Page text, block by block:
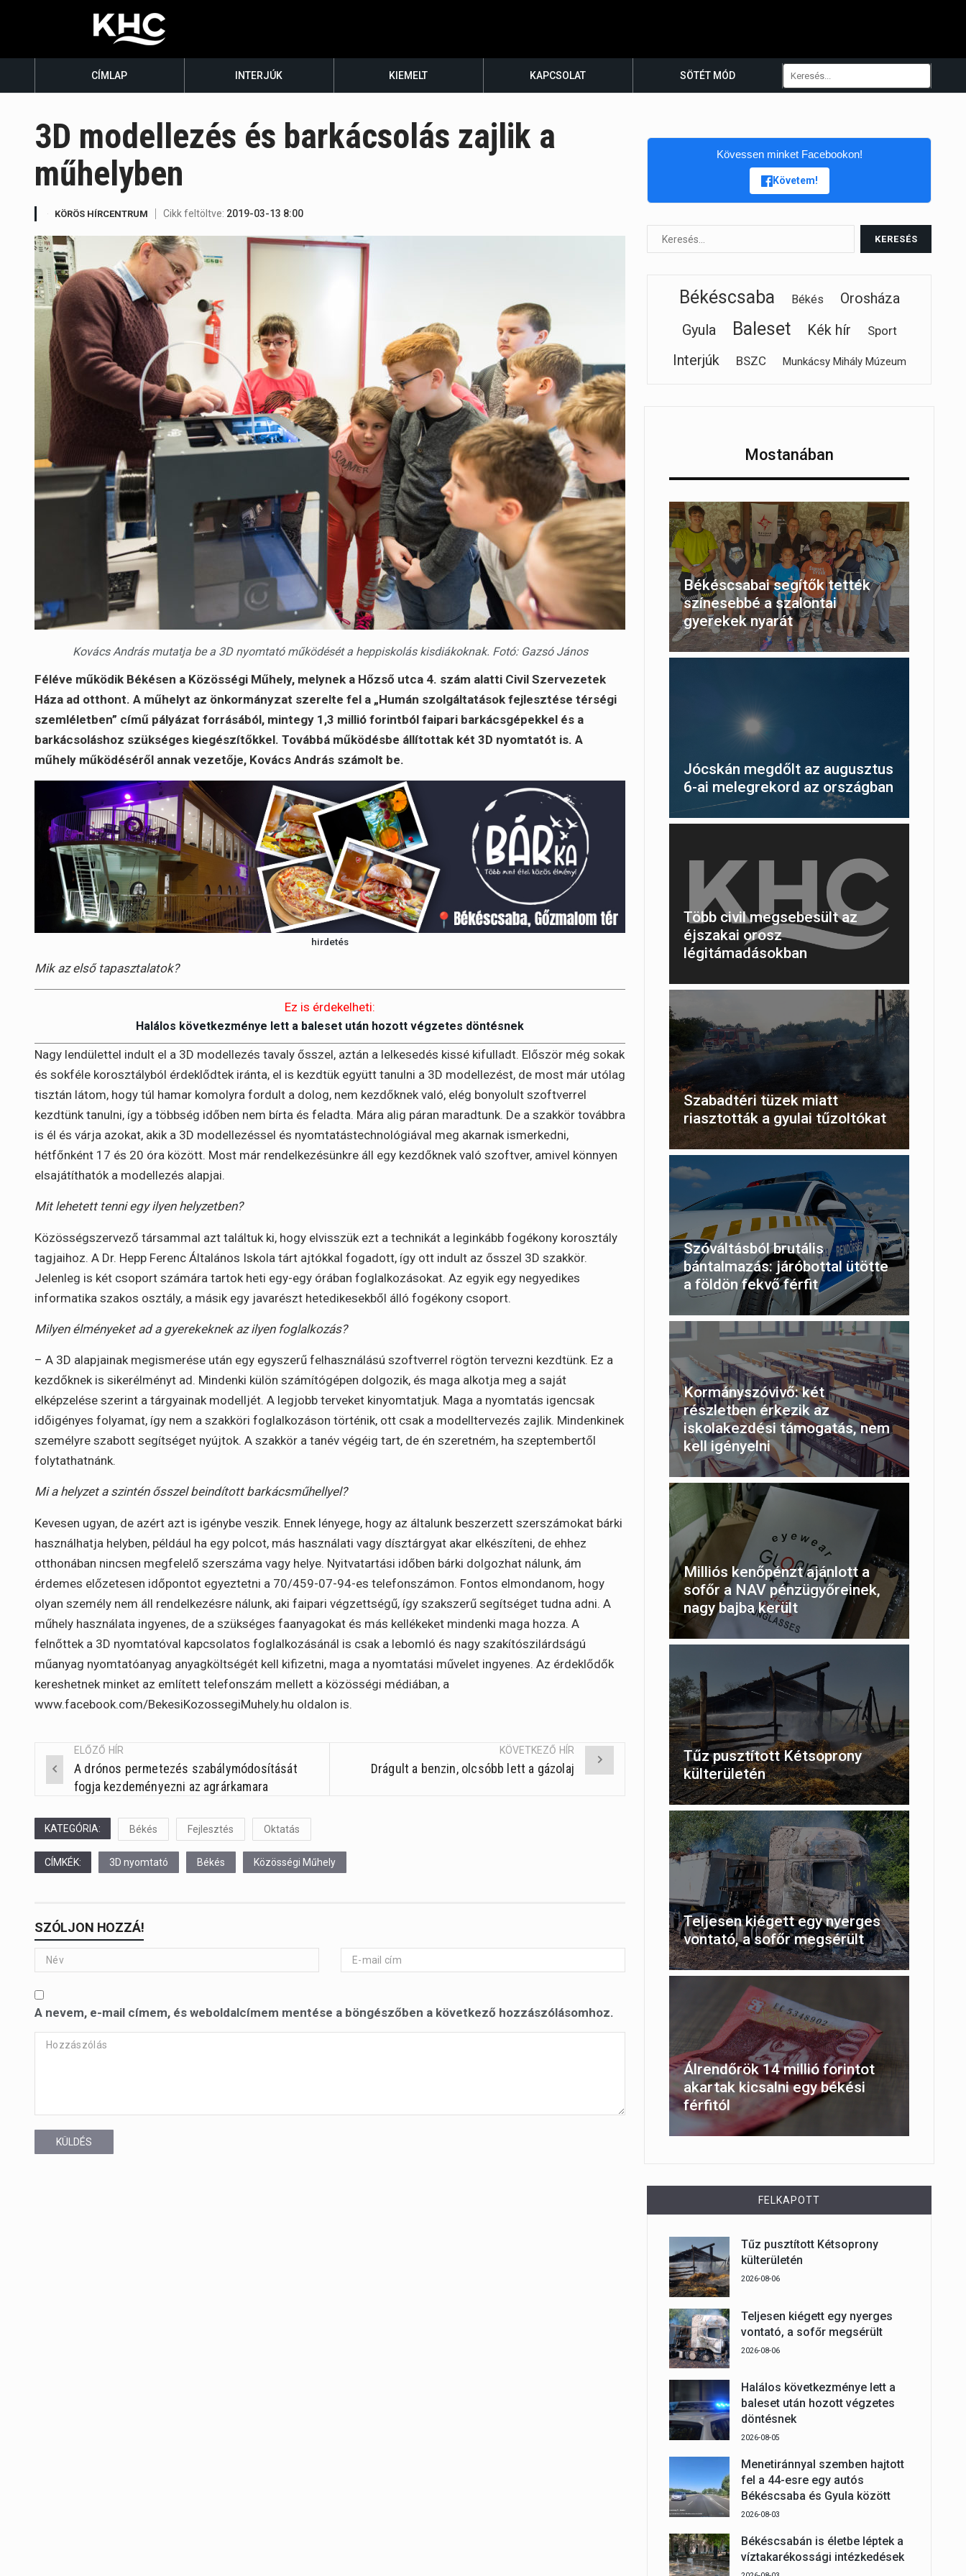
CÍMLAP INTERJÚK KIEMELT KAPCSOLAT SÖTÉT MÓD
3D modellezés és barkácsolás zajlik a
műhelyben
KÖRÖS HÍRCENTRUM Cikk feltöltve: 2019-03-13 8:00
Kovács András mutatja be a 3D nyomtató működését a heppiskolás kisdiákoknak. Fotó: Gazsó János
Féléve működik Békésen a Közösségi Műhely, melynek a Hőzső utca 4. szám alatti Civil Szervezetek
Háza ad otthont. A műhelyt az önkormányzat szerelte fel a „Humán szolgáltatások fejlesztése térségi
szemléletben” című pályázat forrásából, mintegy 1,3 millió forintból faipari barkácsgépekkel és a
barkácsoláshoz szükséges kiegészítőkkel. Továbbá működésbe állítottak két 3D nyomtatót is. A
műhely működéséről annak vezetője, Kovács András számolt be.
hirdetés
Mik az első tapasztalatok?
Ez is érdekelheti:
Halálos következménye lett a baleset után hozott végzetes döntésnek
Nagy lendülettel indult el a 3D modellezés tavaly ősszel, aztán a lelkesedés kissé kifulladt. Először még sokak
és sokféle korosztályból érdeklődtek iránta, el is kezdtük együtt tanulni a 3D modellezést, de most már utólag
tisztán látom, hogy túl hamar komolyra fordult a dolog, nem kezdőknek való, elég bonyolult szoftverrel
kezdtünk tanulni, így a többség időben nem bírta és feladta. Mára alig páran maradtunk. De a szakkör továbbra
is él és várja azokat, akik a 3D modellezéssel és nyomtatástechnológiával meg akarnak ismerkedni,
hétfőnként 17 és 20 óra között. Most már rendelkezésünkre áll egy kezdőknek való szoftver, amivel könnyen
elsajátíthatók a modellezés alapjai.
Mit lehetett tenni egy ilyen helyzetben?
Közösségszervező társammal azt találtuk ki, hogy elvisszük ezt a technikát a leginkább fogékony korosztály
tagjaihoz. A Dr. Hepp Ferenc Általános Iskola tárt ajtókkal fogadott, így ott indult az ősszel 3D szakkör.
Jelenleg is két csoport számára tartok heti egy-egy órában foglalkozásokat. Az egyik egy negyedikes
informatika szakos osztály, a másik egy javarészt hetedikesekből álló fogékony csoport.
Milyen élményeket ad a gyerekeknek az ilyen foglalkozás?
– A 3D alapjainak megismerése után egy egyszerű felhasználású szoftverrel rögtön tervezni kezdtünk. Ez a
kezdőknek is sikerélményt ad. Mindenki külön számítógépen dolgozik, és maga alkotja meg a saját
elképzelése szerint a tárgyainak modelljét. A legjobb terveket kinyomtatjuk. Maga a nyomtatás igencsak
időigényes folyamat, így nem a szakköri foglalkozáson történik, ott csak a modelltervezés zajlik. Mindenkinek
személyre szabott segítséget nyújtok. A szakkör a tanév végéig tart, de én szeretném, ha szeptembertől
folytathatnánk.
Mi a helyzet a szintén ősszel beindított barkácsműhellyel?
Kevesen ugyan, de azért azt is igénybe veszik. Ennek lényege, hogy az általunk beszerzett szerszámokat bárki
használhatja helyben, például ha egy polcot, más használati vagy dísztárgyat akar elkészíteni, de ehhez
otthonában nincsen megfelelő szerszáma vagy helye. Nyitvatartási időben bárki dolgozhat nálunk, ám
érdemes előzetesen időpontot egyeztetni a 70/459-07-94-es telefonszámon. Fontos elmondanom, hogy
olyan személy nem áll rendelkezésre nálunk, aki faipari végzettségű, így szakszerű segítséget tudna adni. A
műhely használata ingyenes, de a szükséges faanyagokat és más kellékeket mindenki maga hozza. A
felnőttek a 3D nyomtatóval kapcsolatos foglalkozásánál is csak a lebomló és nagy szakítószilárdságú
műanyag nyomtatóanyag anyagköltségét kell kifizetni, maga a nyomtatási művelet ingyenes. Az érdeklődők
kereshetnek minket az említett telefonszám mellett a közösségi médiában, a
www.facebook.com/BekesiKozossegiMuhely.hu oldalon is.
Post
ELŐZŐ HÍR
A drónos permetezés szabálymódosítását
fogja kezdeményezni az agrárkamara
KÖVETKEZŐ HÍR
Drágult a benzin, olcsóbb lett a gázolaj
KATEGÓRIA: Békés Fejlesztés Oktatás
CÍMKÉK: 3D nyomtató Békés Közösségi Műhely
SZÓLJON HOZZÁ!
A nevem, e-mail címem, és weboldalcímem mentése a böngészőben a következő hozzászólásomhoz.
KÜLDÉS
Kövessen minket Facebookon!
Követem!
Békéscsaba Békés
Orosháza
Gyula
Baleset Kék hír Sport
Interjúk BSZC Munkácsy Mihály Múzeum
Mostanában
Békéscsabai segítők tették
színesebbé a szalontai
gyerekek nyarát
Jócskán megdőlt az augusztus
6-ai melegrekord az országban
Több civil megsebesült az
éjszakai orosz
légitámadásokban
Szabadtéri tüzek miatt
riasztották a gyulai tűzoltókat
Szóváltásból brutális
bántalmazás: járóbottal ütötte
a földön fekvő férfit
Kormányszóvivő: két
részletben érkezik az
iskolakezdési támogatás, nem
kell igényelni
Milliós kenőpénzt ajánlott a
sofőr a NAV pénzügyőreinek,
nagy bajba került
Tűz pusztított Kétsoprony
külterületén
Teljesen kiégett egy nyerges
vontató, a sofőr megsérült
Álrendőrök 14 millió forintot
akartak kicsalni egy békési
férfitól
FELKAPOTT
Tűz pusztított Kétsoprony
külterületén
2026-08-06
Teljesen kiégett egy nyerges
vontató, a sofőr megsérült
2026-08-06
Halálos következménye lett a
baleset után hozott végzetes
döntésnek
2026-08-05
Menetiránnyal szemben hajtott
fel a 44-esre egy autós
Békéscsaba és Gyula között
2026-08-03
Békéscsabán is életbe léptek a
víztakarékossági intézkedések